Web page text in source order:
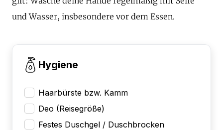
und Wasser, insbesondere vor dem Essen.
Hygiene
Haarbürste bzw. Kamm
Deo (Reisegröße)
Festes Duschgel / Duschbrocken